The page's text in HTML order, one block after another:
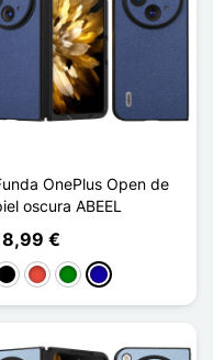
OnePlus Open de
oscura ABEEL
€
RojoVerdeAzul oscuro